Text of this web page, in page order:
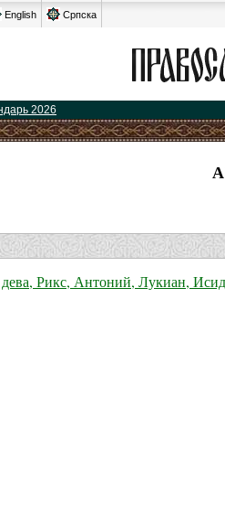
English Српска
2026
Рикс, Антоний, Лукиан,